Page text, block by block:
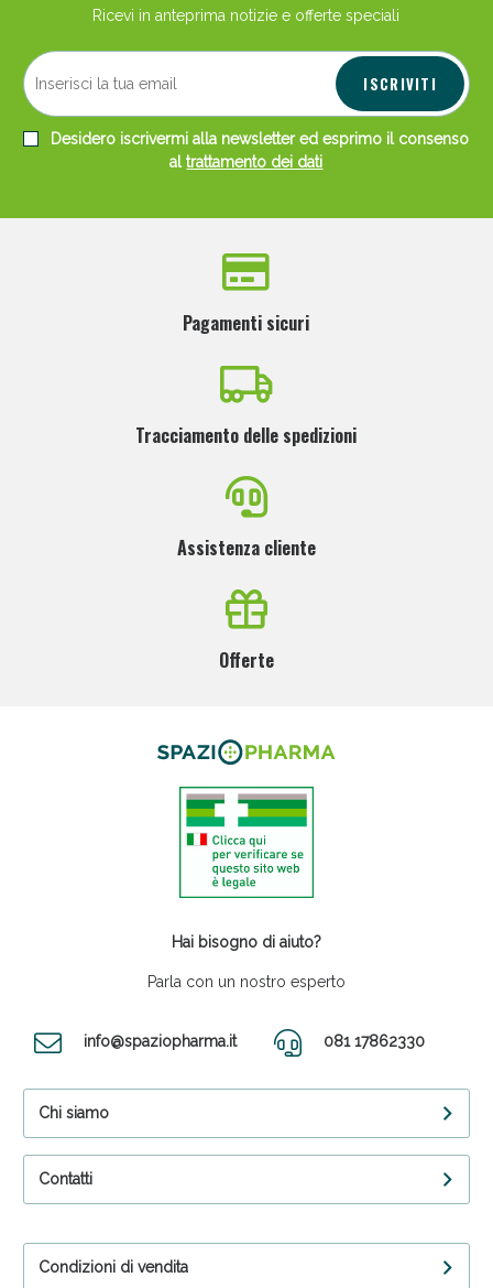
Ricevi in anteprima notizie e offerte speciali
ISCRIVITI
Desidero iscrivermi alla newsletter ed esprimo il consenso
altrattamento dei dati
Pagamenti sicuri
Tracciamento delle spedizioni
Assistenza cliente
Offerte
Hai bisogno di aiuto?
Parla con un nostro esperto
info@spaziopharma.it 081 17862330
Chi siamo
Contatti
Condizioni di vendita